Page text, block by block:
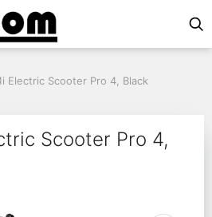
4, Black
Electric Scooter Pro 4, Black
Scooter Pro 4,